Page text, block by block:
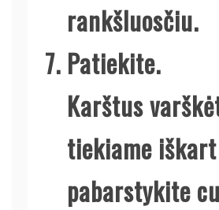
rankšluosčiu.
Patiekite.
Karštus
tiekiame
pabarstykite